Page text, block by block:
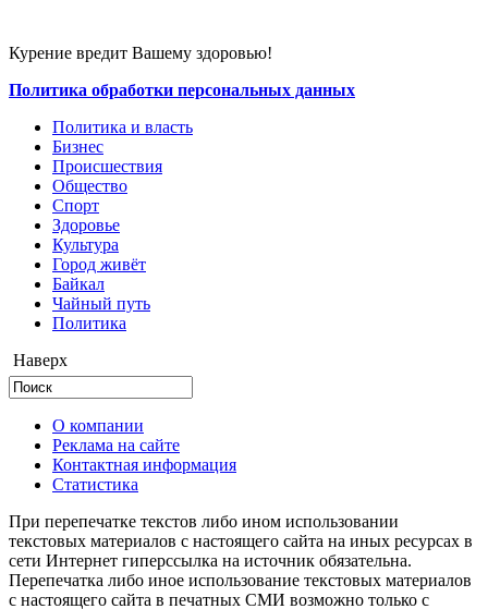
Курение вредит Вашему здоровью!
Политика обработки персональных данных
Политика и власть
Бизнес
Происшествия
Общество
Cпорт
Здоровье
Культура
Город живёт
Байкал
Чайный путь
Политика
Наверх
О компании
Реклама на сайте
Контактная информация
Статистика
При перепечатке текстов либо ином использовании
текстовых материалов с настоящего сайта на иных ресурсах в
сети Интернет гиперссылка на источник обязательна.
Перепечатка либо иное использование текстовых материалов
с настоящего сайта в печатных СМИ возможно только с